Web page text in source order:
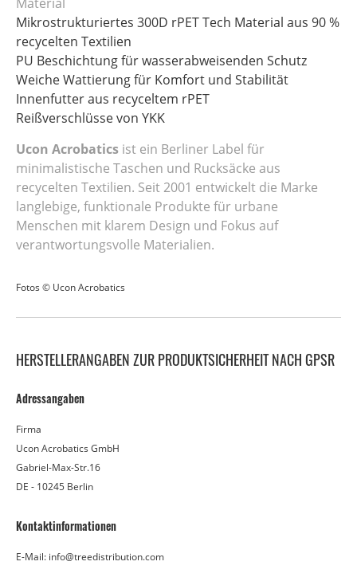
Mikrostrukturiertes 300D rPET Tech Material aus 90 %
recycelten Textilien
PU Beschichtung für wasserabweisenden Schutz
Weiche Wattierung für Komfort und Stabilität
Innenfutter aus recyceltem rPET
Reißverschlüsse von YKK
Ucon Acrobatics ist ein Berliner Label für
minimalistische Taschen und Rucksäcke aus
recycelten Textilien. Seit 2001 entwickelt die Marke
langlebige, funktionale Produkte für urbane
Menschen mit klarem Design und Fokus auf
verantwortungsvolle Materialien.
Fotos © Ucon Acrobatics
HERSTELLERANGABEN ZUR PRODUKTSICHERHEIT NACH GPSR
Adressangaben
Firma
Ucon Acrobatics GmbH
Gabriel-Max-Str.16
DE - 10245 Berlin
Kontaktinformationen
E-Mail: info@treedistribution.com